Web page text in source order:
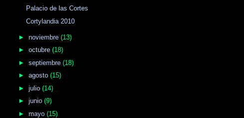
Palacio de las Cortes
Cortylandia 2010
► noviembre (13)
► octubre (18)
► septiembre (18)
► agosto (15)
► julio (14)
► junio (9)
► mayo (15)